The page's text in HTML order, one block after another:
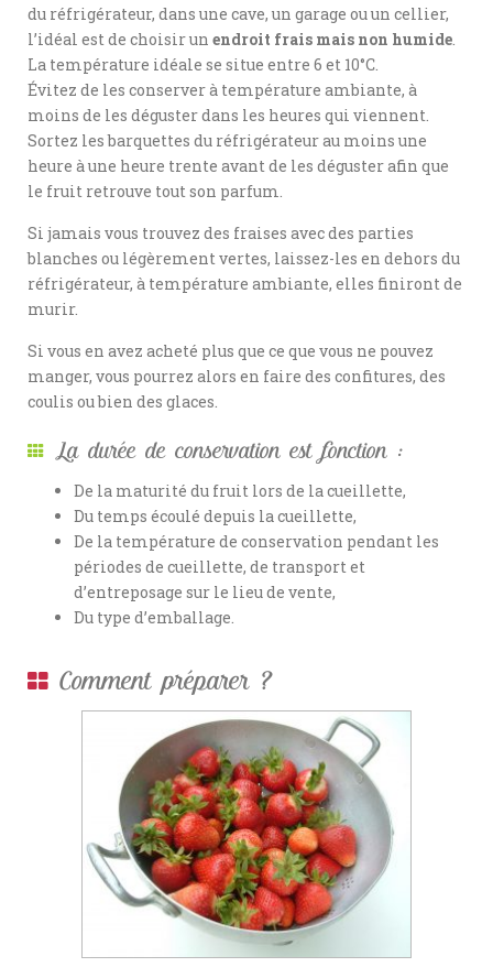
du réfrigérateur, dans une cave, un garage ou un cellier,
l’idéal est de choisir un endroit frais mais non humide
La température idéale se situe entre 6 et 10°C.
Évitez de les conserver à température ambiante, à
moins de les déguster dans les heures qui viennent.
Sortez les barquettes du réfrigérateur au moins une
heure à une heure trente avant de les déguster afin que
le fruit retrouve tout son parfum.
Si jamais vous trouvez des fraises avec des parties
blanches ou légèrement vertes, laissez-les en dehors du
réfrigérateur, à température ambiante, elles finiront de
murir.
Si vous en avez acheté plus que ce que vous ne pouvez
manger, vous pourrez alors en faire des confitures, des
coulis ou bien des glaces.
La durée de conservation est fonction :
De la maturité du fruit lors de la cueillette,
Du temps écoulé depuis la cueillette,
De la température de conservation pendant les
périodes de cueillette, de transport et
d’entreposage sur le lieu de vente,
Du type d’emballage.
Comment préparer ?